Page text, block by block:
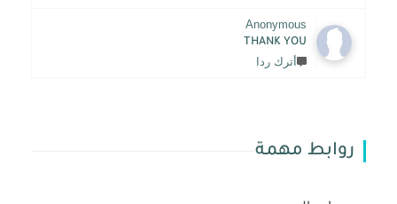
Anonymous
THANK YOU
أترك ردا
روابط مهمة